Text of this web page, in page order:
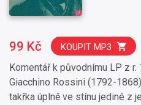
Komentář k původnímu LP z r.
Giacchino Rossini (1792-
takřka úplně ve stínu jediné z
99 Kč KOUPIT MP3